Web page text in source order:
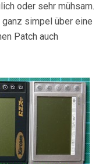
oder sehr mühsam.
simpel über eine
Patch auch